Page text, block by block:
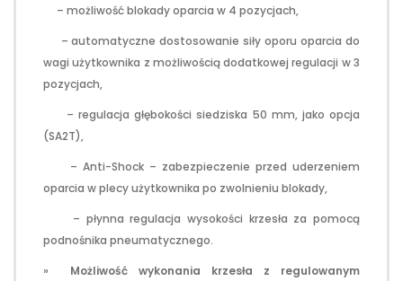
– możliwość blokady oparcia w 4 pozycjach,
– automatyczne dostosowanie siły oporu oparcia do
wagi użytkownika z możliwością dodatkowej regulacji w 3
pozycjach,
– regulacja głębokości siedziska 50 mm, jako opcja
(SA2T),
– Anti-Shock – zabezpieczenie przed uderzeniem
oparcia w plecy użytkownika po zwolnieniu blokady,
– płynna regulacja wysokości krzesła za pomocą
podnośnika pneumatycznego.
» Możliwość wykonania krzesła z regulowanym